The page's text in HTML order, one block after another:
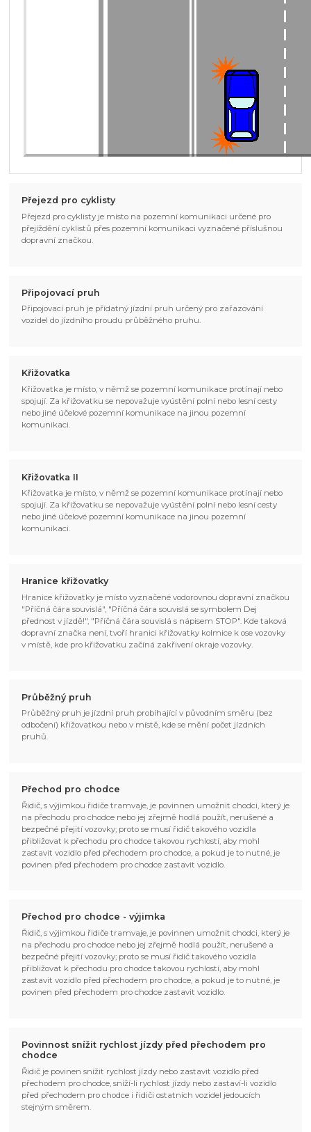
Přejezd pro cyklisty
Přejezd pro cyklisty je místo na pozemní komunikaci určené pro
přejíždění cyklistů přes pozemní komunikaci vyznačené příslušnou
dopravní značkou.
Připojovací pruh
Připojovací pruh je přídatný jízdní pruh určený pro zařazování
vozidel do jízdního proudu průběžného pruhu.
Křižovatka
Křižovatka je místo, v němž se pozemní komunikace protínají nebo
spojují. Za křižovatku se nepovažuje vyústění polní nebo lesní cesty
nebo jiné účelové pozemní komunikace na jinou pozemní
komunikaci.
Křižovatka II
Křižovatka je místo, v němž se pozemní komunikace protínají nebo
spojují. Za křižovatku se nepovažuje vyústění polní nebo lesní cesty
nebo jiné účelové pozemní komunikace na jinou pozemní
komunikaci.
Hranice křižovatky
Hranice křižovatky je místo vyznačené vodorovnou dopravní značkou
"Příčná čára souvislá", "Příčná čára souvislá se symbolem Dej
přednost v jízdě!", "Příčná čára souvislá s nápisem STOP". Kde taková
dopravní značka není, tvoří hranici křižovatky kolmice k ose vozovky
v místě, kde pro křižovatku začíná zakřivení okraje vozovky.
Průběžný pruh
Průběžný pruh je jízdní pruh probíhající v původním směru (bez
odbočení) křižovatkou nebo v místě, kde se mění počet jízdních
pruhů.
Přechod pro chodce
Řidič, s výjimkou řidiče tramvaje, je povinnen umožnit chodci, který je
na přechodu pro chodce nebo jej zřejmě hodlá použít, nerušené a
bezpečné přejití vozovky; proto se musí řidič takového vozidla
přibližovat k přechodu pro chodce takovou rychlostí, aby mohl
zastavit vozidlo před přechodem pro chodce, a pokud je to nutné, je
povinen před přechodem pro chodce zastavit vozidlo.
Přechod pro chodce - výjimka
Řidič, s výjimkou řidiče tramvaje, je povinnen umožnit chodci, který je
na přechodu pro chodce nebo jej zřejmě hodlá použít, nerušené a
bezpečné přejití vozovky; proto se musí řidič takového vozidla
přibližovat k přechodu pro chodce takovou rychlostí, aby mohl
zastavit vozidlo před přechodem pro chodce, a pokud je to nutné, je
povinen před přechodem pro chodce zastavit vozidlo.
Povinnost snížit rychlost jízdy před přechodem pro
chodce
Řidič je povinen snížit rychlost jízdy nebo zastavit vozidlo před
přechodem pro chodce, sníží-li rychlost jízdy nebo zastaví-li vozidlo
před přechodem pro chodce i řidiči ostatních vozidel jedoucích
stejným směrem.